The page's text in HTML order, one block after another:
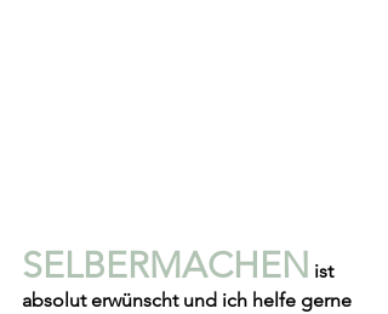
SELBERMACHEN ist
absolut erwünscht und ich helfe gerne